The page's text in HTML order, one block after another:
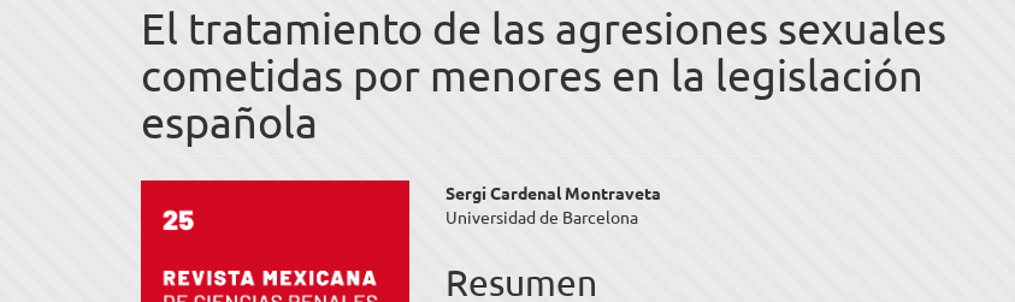
El tratamiento de las agresiones sexuales
cometidas por menores en la legislación
española
Barra
lateral
del
Contenido
del
Sergi Cardenal Montraveta
Universidad de Barcelona
Resumen